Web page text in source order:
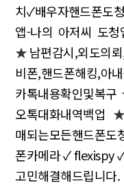
치✓배우자핸드폰도
앱-나의 아저씨 도청
★남편감시,외도의
비폰,핸드폰해킹,아
카톡내용확인및복구
오톡대화내역백업 ★
매되는모든핸드폰도
폰카메라✓flexispy✓
고민해결해드립니다.